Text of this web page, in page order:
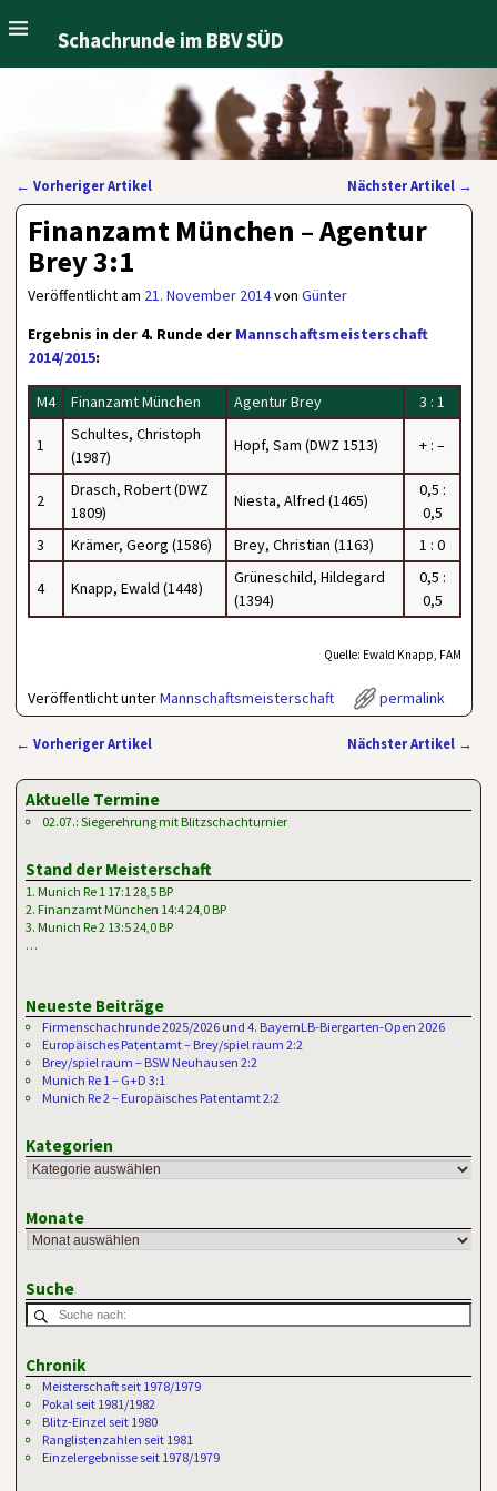
Schachrunde im BBV SÜD
Artikelnavigation
← Vorheriger Artikel Nächster Artikel →
Finanzamt München – Agentur
Brey 3:1
Veröffentlicht am 21. November 2014vonGünter
Ergebnis in der 4. Runde der Mannschaftsmeisterschaft
2014/2015:
M4 Finanzamt München Agentur Brey 3 : 1
1
Schultes, Christoph
(1987)
Hopf, Sam (DWZ 1513) + : –
2
Drasch, Robert (DWZ
1809)
Niesta, Alfred (1465)
0,5 :
0,5
3
Krämer, Georg (1586) Brey, Christian (1163) 1 : 0
4 Knapp, Ewald (1448)
Grüneschild, Hildegard
(1394)
0,5 :
0,5
Quelle: Ewald Knapp, FAM
Veröffentlicht unterMannschaftsmeisterschaft permalink
← Vorheriger Artikel Nächster Artikel →
Aktuelle Termine
02.07.: Siegerehrung mit Blitzschachturnier
Stand der Meisterschaft
1. Munich Re 1 17:1 28,5 BP
2. Finanzamt München 14:4 24,0 BP
3. Munich Re 2 13:5 24,0 BP
…
Neueste Beiträge
Firmenschachrunde 2025/2026 und 4. BayernLB-Biergarten-Open 2026
Europäisches Patentamt – Brey/spiel raum 2:2
Brey/spiel raum – BSW Neuhausen 2:2
Munich Re 1 – G+D 3:1
Munich Re 2 – Europäisches Patentamt 2:2
Kategorien
Monate
Suche
Chronik
Meisterschaft seit 1978/1979
Pokal seit 1981/1982
Blitz-Einzel seit 1980
Ranglistenzahlen seit 1981
Einzelergebnisse seit 1978/1979